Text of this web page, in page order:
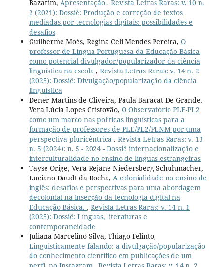
Bazarim, Apresentação , Revista Letras Raras: v. 10 n.
2 (2021): Dossiê: Produção e correção de textos
mediadas por tecnologias digitais: possibilidades e
desafios
Guilherme Moés, Regina Celi Mendes Pereira, O
professor de Língua Portuguesa da Educação Básica
como potencial divulgador/popularizador da ciência
linguística na escola , Revista Letras Raras: v. 14 n. 2
(2025): Dossiê: Divulgação/popularização da ciência
linguística
Dener Martins de Oliveira, Paula Baracat De Grande,
Vera Lúcia Lopes Cristovão, O Observatório PLE-PL2
como um marco nas políticas linguísticas para a
formação de professores de PLE/PL2/PLNM por uma
perspectiva pluricêntrica , Revista Letras Raras: v. 13
n. 5 (2024): n. 5 - 2024 - Dossiê internacionalização e
interculturalidade no ensino de línguas estrangeiras
Tayse Orige, Vera Rejane Niedersberg Schuhmacher,
Luciano Daudt da Rocha, A colonialidade no ensino de
inglês: desafios e perspectivas para uma abordagem
decolonial na inserção da tecnologia digital na
Educação Básica. , Revista Letras Raras: v. 14 n. 1
(2025): Dossiê: Línguas, literaturas e
contemporaneidade
Juliana Marcelino Silva, Thiago Felinto,
Linguisticamente falando: a divulgação/popularização
do conhecimento científico em publicações de um